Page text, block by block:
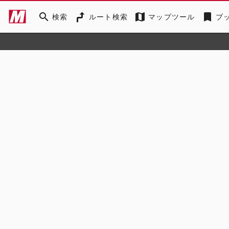
search 検索 ルート検索 map マップツール bookmark ブ